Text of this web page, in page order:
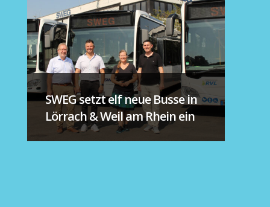
SWEG setzt elf neue Busse in
Lörrach & Weil am Rhein ein